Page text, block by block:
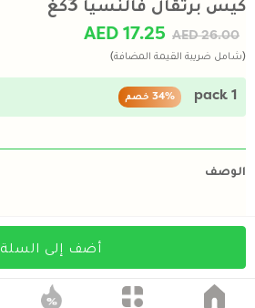
كيس برتقال فالنسيا 3كغ
AED 17.25 AED 26.00
(شامل ضريبة القيمة المضافة)
1 pack
34% خصم
الوصف
أضف إلى السلة